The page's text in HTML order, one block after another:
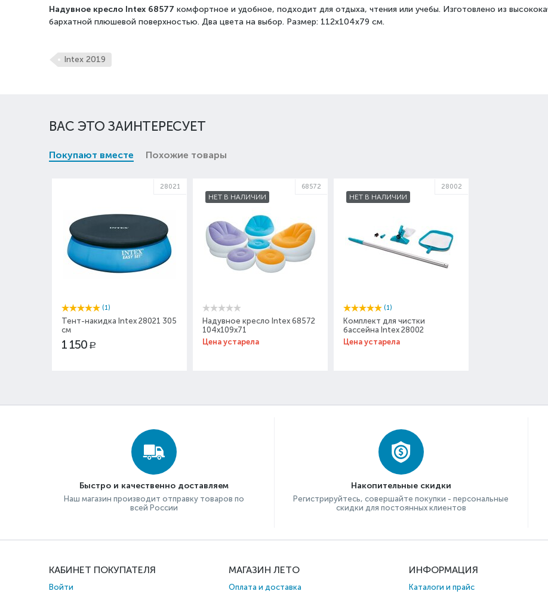
Надувное кресло Intex 68577 комфортное и удобное, подходит для отдыха, чтения или учебы. Изготовлено из
бархатной плюшевой поверхностью. Два цвета на выбор. Размер: 112x104x79 см.
Intex 2019
ВАС ЭТО ЗАИНТЕРЕСУЕТ
Покупают вместе Похожие товары
28021
(1)
Тент-накидка Intex 28021 305
см
1 150 Р
НЕТ В НАЛИЧИИ
68572
Надувное кресло Intex 68572
104x109x71
Цена устарела
НЕТ В НАЛИЧИИ
28002
(1)
Комплект для чистки
бассейна Intex 28002
Цена устарела
Быстро и качественно доставляем
Наш магазин производит отправку товаров по
всей России
Накопительные скидки
Регистрируйтесь, совершайте покупки - персональные
скидки для постоянных клиентов
КАБИНЕТ ПОКУПАТЕЛЯ
Войти
МАГАЗИН ЛЕТО
Оплата и доставка
ИНФОРМАЦИЯ
Каталоги и прайс